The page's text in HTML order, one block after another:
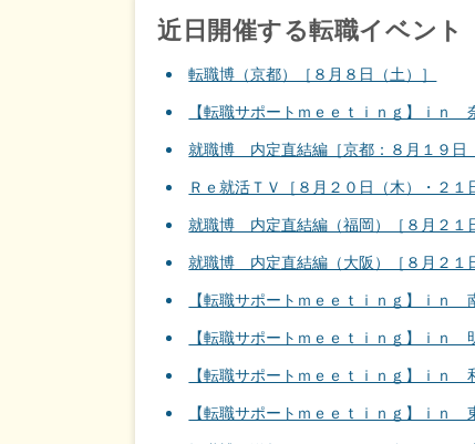
近日開催する転職イベント
転職博（京都）［８月８日（土）］
【転職サポートｍｅｅｔｉｎｇ】ｉｎ
就職博 内定直結編［京都：８月１９日
Ｒｅ就活ＴＶ［８月２０日（木）・２１
就職博 内定直結編（福岡）［８月２１
就職博 内定直結編（大阪）［８月２１
【転職サポートｍｅｅｔｉｎｇ】ｉｎ
【転職サポートｍｅｅｔｉｎｇ】ｉｎ
【転職サポートｍｅｅｔｉｎｇ】ｉｎ
【転職サポートｍｅｅｔｉｎｇ】ｉｎ